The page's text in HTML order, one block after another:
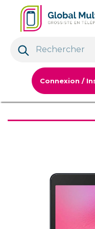
Connexion /